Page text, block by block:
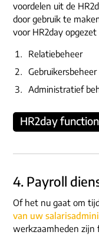
voordelen uit de
door gebruik te
voor HR2day
Relatiebeheer
Administratief
HR2day
4. Payroll
Of het nu gaat om
van uw
werkzaamheden zijn